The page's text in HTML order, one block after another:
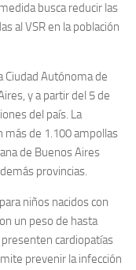
busca reducir las
al VSR en la población
Ciudad Autónoma de
y a partir del 5 de
del país. La
más de 1.100 ampollas
de Buenos Aires
provincias.
niños nacidos con
un peso de hasta
cardiopatías
prevenir la infección